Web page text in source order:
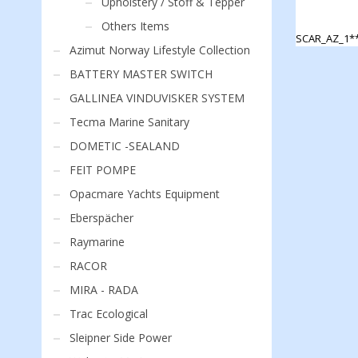
Others Items
Azimut Norway Lifestyle Collection
BATTERY MASTER SWITCH
GALLINEA VINDUVISKER SYSTEM
Tecma Marine Sanitary
DOMETIC -SEALAND
FEIT POMPE
Opacmare Yachts Equipment
Eberspächer
Raymarine
RACOR
MIRA - RADA
Trac Ecological
Sleipner Side Power